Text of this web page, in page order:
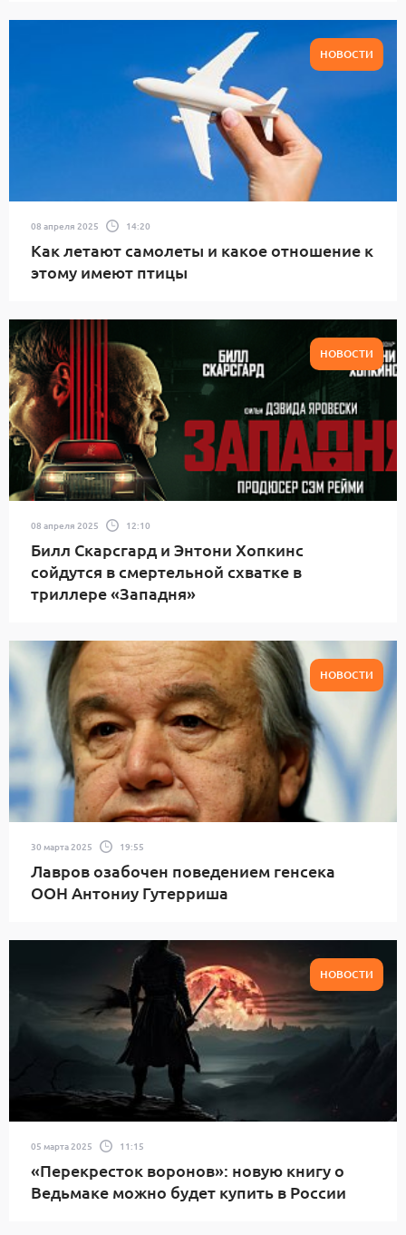
НОВОСТИ
08 апреля 2025 14:20
Как летают самолеты и какое отношение к
этому имеют птицы
НОВОСТИ
08 апреля 2025 12:10
Билл Скарсгард и Энтони Хопкинс
сойдутся в смертельной схватке в
триллере «Западня»
НОВОСТИ
30 марта 2025 19:55
Лавров озабочен поведением генсека
ООН Антониу Гутерриша
НОВОСТИ
05 марта 2025 11:15
«Перекресток воронов»: новую книгу о
Ведьмаке можно будет купить в России